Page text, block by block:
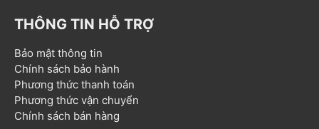
THÔNG TIN HỖ TRỢ
Bảo mật thông tin
Chính sách bảo hành
Phương thức thanh toán
Phương thức vận chuyển
Chính sách bán hàng